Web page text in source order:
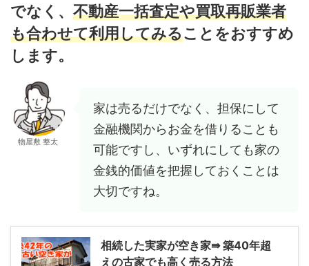
でなく、 不動産一括査定や買取再販業者
も合わせて利用してみることをおすすめ
します。
物屋敷 整太
家は売るだけでなく、担保にして
金融機関からお金を借りることも
可能ですし、いずれにしても家の
金銭的価値を把握しておくことは
大切ですね。
相続した実家が空き家⇛ 築40年超
えの古家でも高く売る方法